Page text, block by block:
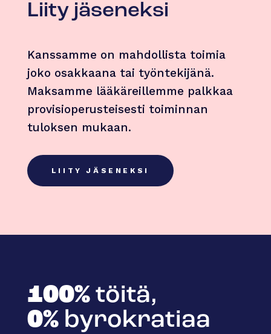
Liity jäseneksi
Kanssamme on mahdollista toimia
joko osakkaana tai työntekijänä.
Maksamme lääkäreillemme palkkaa
provisioperusteisesti toiminnan
tuloksen mukaan.
LIITY JÄSENEKSI
100%töitä,
0%byrokratiaa